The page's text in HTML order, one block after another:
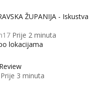
ŽUPANIJA - Iskustva
Prije 2 minuta
lokacijama
Prije 3 minuta